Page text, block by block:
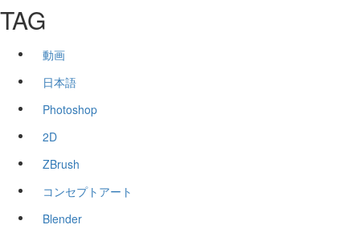
TAG
動画
日本語
Photoshop
2D
ZBrush
コンセプトアート
Blender